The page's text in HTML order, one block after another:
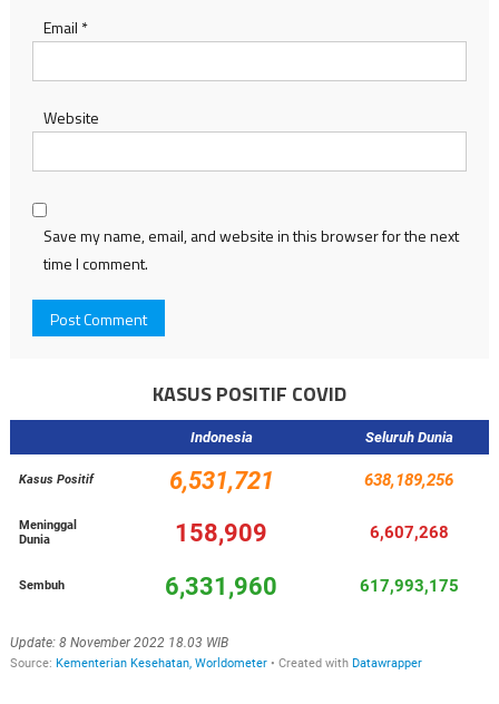
Email *
Website
Save my name, email, and website in this browser for the next
time I comment.
KASUS POSITIF COVID